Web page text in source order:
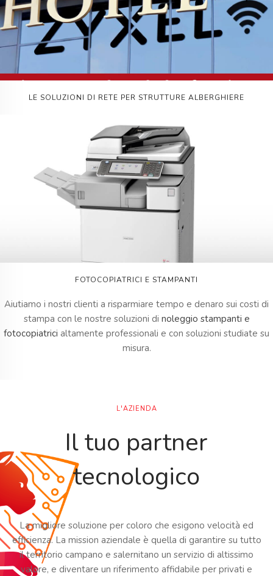
LE SOLUZIONI DI RETE PER STRUTTURE ALBERGHIERE
FOTOCOPIATRICI E STAMPANTI
Aiutiamo i nostri clienti a risparmiare tempo e denaro sui costi di
stampa con le nostre soluzioni di noleggio stampanti e
fotocopiatrici altamente professionali e con soluzioni studiate su
misura.
L'AZIENDA
Il tuo partner
tecnologico
La migliore soluzione per coloro che esigono velocità ed
efficienza. La mission aziendale è quella di garantire su tutto
il territorio campano e salernitano un servizio di altissimo
valore, e diventare un riferimento affidabile per privati e